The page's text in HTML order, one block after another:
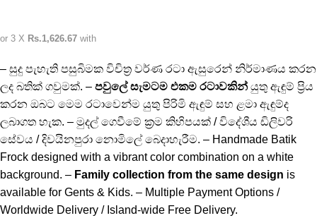
or 3 X Rs.1,626.67 with
– සුදු පැහැති පසුබිමක විචිත්‍ර වර්ණ රටා ඇසුරෙන් නිර්මාණය කරන
ලද බතික් ගවුමක්. – පවුලේ සැමටම එකම රටාවකින් යුතු ඇඳුම් ප්‍රිය
කරන ඔබට මෙම රටාවෙන්ම යුතු පිරිමි ඇඳුම් සහ ළමා ඇඳුම්ද
ලබාගත හැක. – මුදල් ගෙවීමේ ක්‍රම කිහිපයක් / විදේශීය ඩිලිවරි
සේවය / දිවයිනපුරා නොමිලේ බෙදාහැරීම. – Handmade Batik
Frock designed with a vibrant color combination on a white
background. – Family collection from the same design is
available for Gents & Kids. – Multiple Payment Options /
Worldwide Delivery / Island-wide Free Delivery.